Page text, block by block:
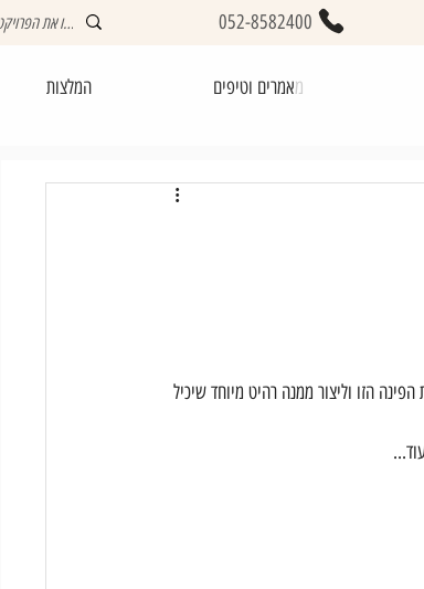
052-8582400
המלצות מאמרים וטיפים
הזו וליצור ממנה רהיט מיוחד שיכיל